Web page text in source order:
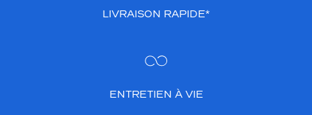
LIVRAISON RAPIDE*
ENTRETIEN À VIE